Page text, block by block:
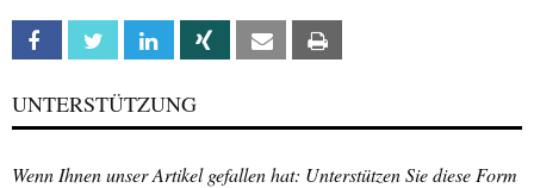
Facebook Twitter Linkedin Xing Email
UNTERSTÜTZUNG
Wenn Ihnen unser Artikel gefallen hat: Unterstützen Sie diese Form